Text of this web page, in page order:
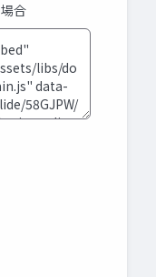
合